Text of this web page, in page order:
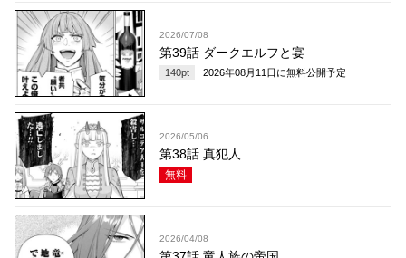
2026/07/08
第39話 ダークエルフと宴
140pt 2026年08月11日 に無料公開予定
2026/05/06
第38話 真犯人
無料
2026/04/08